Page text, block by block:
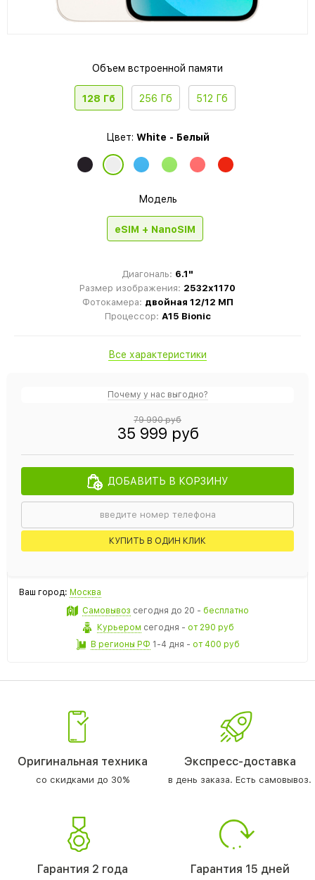
Объем встроенной памяти
128 Гб 256 Гб 512 Гб
Цвет: White - Белый
Модель
eSIM + NanoSIM
Диагональ: 6.1"
Размер изображения: 2532x1170
Фотокамера: двойная 12/12 МП
Процессор: A15 Bionic
Все характеристики
Почему у нас выгодно?
79 990 руб
35 999 руб
ДОБАВИТЬ В КОРЗИНУ
КУПИТЬ В ОДИН КЛИК
Ваш город: Москва
Самовывоз сегодня до 20 - бесплатно
Курьером сегодня - от 290 руб
В регионы РФ 1-4 дня - от 400 руб
Оригинальная техника
со скидками до 30%
Экспресс-доставка
в день заказа. Есть самовывоз.
Гарантия 2 года Гарантия 15 дней